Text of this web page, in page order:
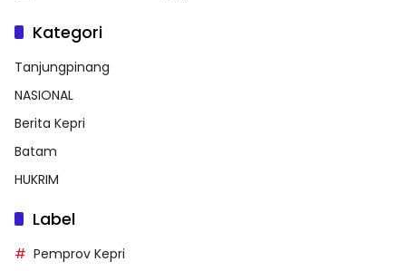
Kategori
Tanjungpinang
NASIONAL
Berita Kepri
Batam
HUKRIM
Label
Pemprov Kepri